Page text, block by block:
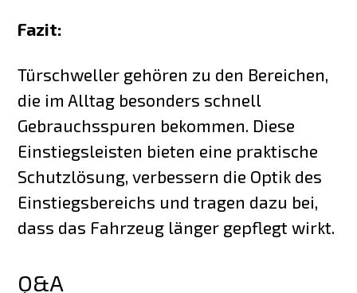
Fazit:
Türschweller gehören zu den Bereichen,
die im Alltag besonders schnell
Gebrauchsspuren bekommen. Diese
Einstiegsleisten bieten eine praktische
Schutzlösung, verbessern die Optik des
Einstiegsbereichs und tragen dazu bei,
dass das Fahrzeug länger gepflegt wirkt.
Q&A